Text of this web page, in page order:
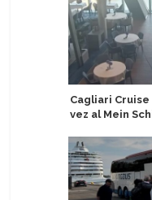
Cagliari
vez al Mein